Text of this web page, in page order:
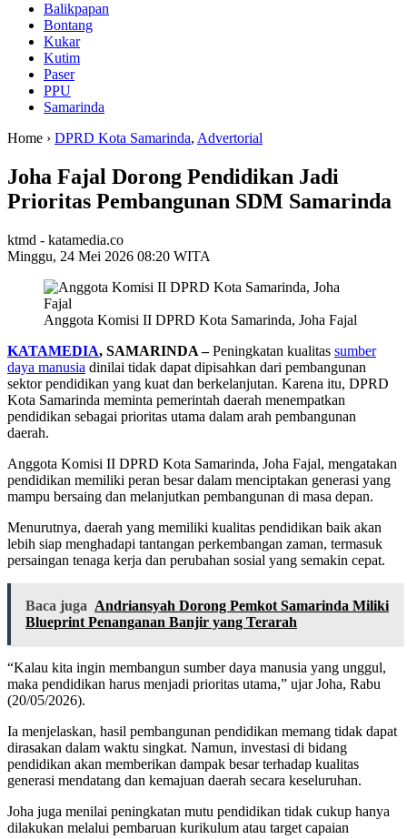
Balikpapan
Bontang
Kukar
Kutim
Paser
PPU
Samarinda
Home › DPRD Kota Samarinda, Advertorial
Joha Fajal Dorong Pendidikan Jadi
Prioritas Pembangunan SDM Samarinda
ktmd - katamedia.co
Minggu, 24 Mei 2026 08:20 WITA
Anggota Komisi II DPRD Kota Samarinda, Joha Fajal
KATAMEDIA, SAMARINDA –Peningkatan kualitas sumber
daya manusia dinilai tidak dapat dipisahkan dari pembangunan
sektor pendidikan yang kuat dan berkelanjutan. Karena itu, DPRD
Kota Samarinda meminta pemerintah daerah menempatkan
pendidikan sebagai prioritas utama dalam arah pembangunan
daerah.
Anggota Komisi II DPRD Kota Samarinda, Joha Fajal, mengatakan
pendidikan memiliki peran besar dalam menciptakan generasi yang
mampu bersaing dan melanjutkan pembangunan di masa depan.
Menurutnya, daerah yang memiliki kualitas pendidikan baik akan
lebih siap menghadapi tantangan perkembangan zaman, termasuk
persaingan tenaga kerja dan perubahan sosial yang semakin cepat.
Baca juga Andriansyah Dorong Pemkot Samarinda Miliki
Blueprint Penanganan Banjir yang Terarah
“Kalau kita ingin membangun sumber daya manusia yang unggul,
maka pendidikan harus menjadi prioritas utama,” ujar Joha, Rabu
(20/05/2026).
Ia menjelaskan, hasil pembangunan pendidikan memang tidak dapat
dirasakan dalam waktu singkat. Namun, investasi di bidang
pendidikan akan memberikan dampak besar terhadap kualitas
generasi mendatang dan kemajuan daerah secara keseluruhan.
Joha juga menilai peningkatan mutu pendidikan tidak cukup hanya
dilakukan melalui pembaruan kurikulum atau target capaian